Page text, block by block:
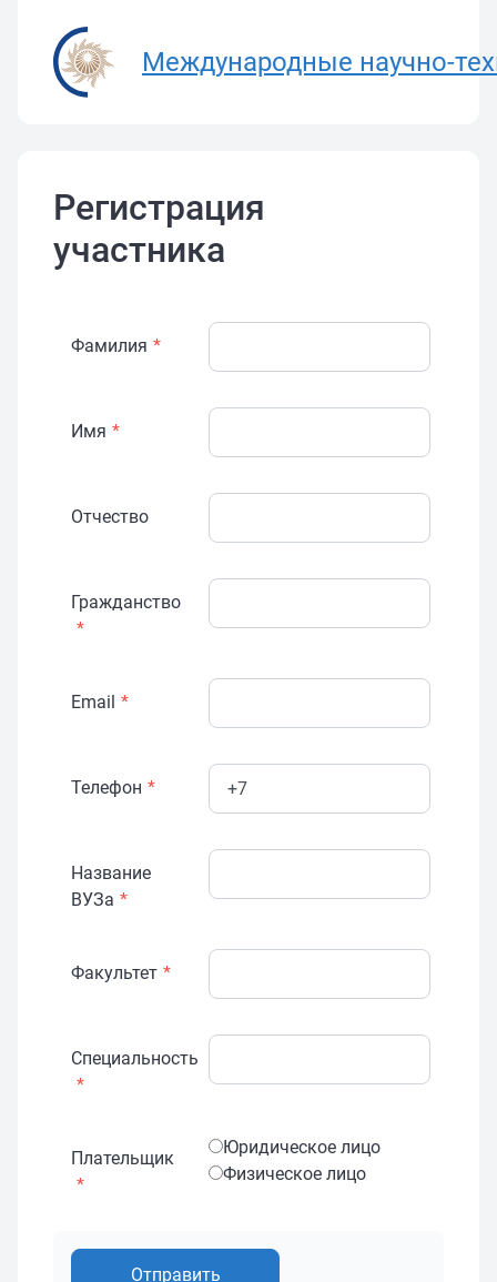
Международные научно-
Регистрация
участника
Фамилия *
Имя *
Отчество
Гражданство
*
Email *
Телефон *
Название
ВУЗа *
Факультет *
Специальность
*
Плательщик
*
Юридическое лицо
Физическое лицо